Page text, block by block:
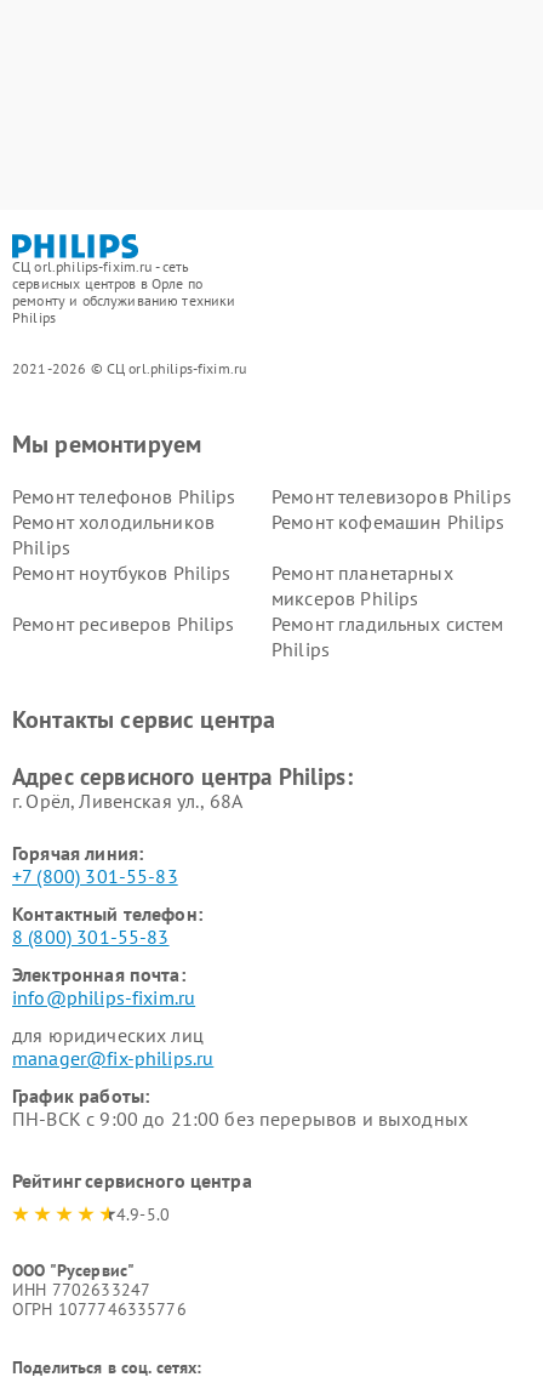
СЦ orl.philips-fixim.ru - сеть
сервисных центров в Орле по
ремонту и обслуживанию техники
Philips
2021-2026 © СЦ orl.philips-fixim.ru
Мы ремонтируем
Ремонт телефонов Philips
Ремонт телевизоров Philips
Ремонт холодильников
Philips
Ремонт кофемашин Philips
Ремонт ноутбуков Philips
Ремонт планетарных
миксеров Philips
Ремонт ресиверов Philips
Ремонт гладильных систем
Philips
Ремонт стиральных машин
Ремонт увлажнителей
Контакты сервис центра
Адрес сервисного центра Philips:
г. Орёл, Ливенская ул., 68А
Горячая линия:
+7 (800) 301-55-83
Контактный телефон:
8 (800) 301-55-83
Электронная почта:
info@philips-fixim.ru
для юридических лиц
manager@fix-philips.ru
График работы:
ПН-ВСК с 9:00 до 21:00 без перерывов и выходных
Рейтинг сервисного центра
4.9-5.0
ООО "Русервис"
ИНН 7702633247
ОГРН 1077746335776
Поделиться в соц. сетях: